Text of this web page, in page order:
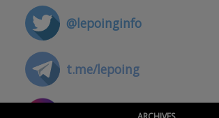
@lepoinginfo
t.me/lepoing